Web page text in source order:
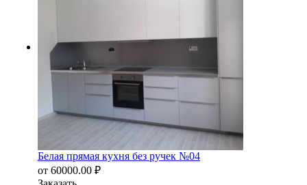
Белая прямая кухня без ручек №04
от 60000.00 ₽